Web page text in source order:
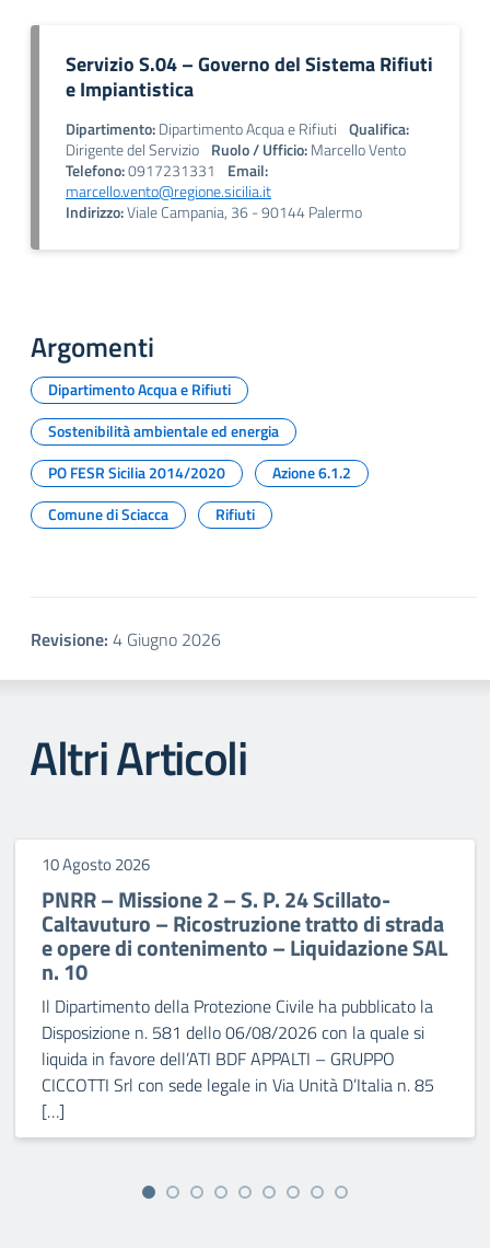
Servizio S.04 – Governo del Sistema Rifiuti
e Impiantistica
Dipartimento:Dipartimento Acqua e Rifiuti Qualifica:
Dirigente del Servizio Ruolo / Ufficio:Marcello Vento
Telefono:0917231331
Email:
marcello.vento@regione.sicilia.it
Indirizzo:Viale Campania, 36 - 90144 Palermo
Argomenti
Dipartimento Acqua e Rifiuti
Sostenibilità ambientale ed energia
PO FESR Sicilia 2014/2020
Azione 6.1.2
Comune di Sciacca
Rifiuti
Revisione: 4 Giugno 2026
Altri Articoli
10 Agosto 2026
PNRR – Missione 2 – S. P. 24 Scillato-
Caltavuturo – Ricostruzione tratto di strada
e opere di contenimento – Liquidazione SAL
n. 10
Il Dipartimento della Protezione Civile ha pubblicato la
Disposizione n. 581 dello 06/08/2026 con la quale si
liquida in favore dell’ATI BDF APPALTI – GRUPPO
CICCOTTI Srl con sede legale in Via Unità D’Italia n. 85
[…]